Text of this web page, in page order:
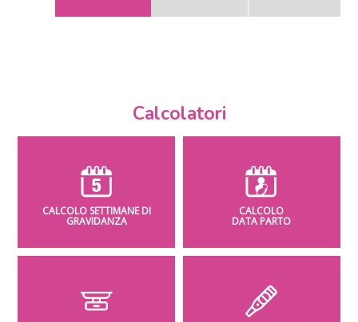
Calcolatori
CALCOLO SETTIMANE DI
GRAVIDANZA
CALCOLO
DATA PARTO